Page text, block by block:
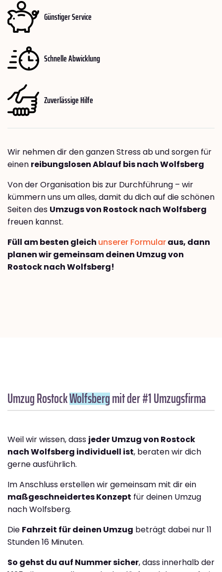
Günstiger Service
Schnelle Abwicklung
Zuverlässige Hilfe
Wir nehmen dir den ganzen Stress ab und sorgen für
einen reibungslosen Ablauf bis nach Wolfsberg
Von der Organisation bis zur Durchführung – wir
kümmern uns um alles, damit du dich auf die schönen
Seiten des Umzugs von Rostock nach Wolfsberg
freuen kannst.
Füll am besten gleich unserer Formularaus, dann
planen wir gemeinsam deinen Umzug von
Rostock nach Wolfsberg!
Umzug RostockWolfsbergmit der #1 Umzugsfirma
Weil wir wissen, dass jeder Umzug von Rostock
nach Wolfsberg individuell ist, beraten wir dich
gerne ausführlich.
Im Anschluss erstellen wir gemeinsam mit dir ein
maßgeschneidertes Konzept für deinen Umzug
nach Wolfsberg.
Die Fahrzeit für deinen Umzug beträgt dabei nur 11
Stunden 16 Minuten.
So gehst du auf Nummer sicher, dass innerhalb der